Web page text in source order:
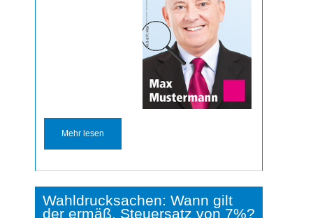
Mehr lesen
Wahldrucksachen: Wann gilt
der ermäß. Steuersatz von 7%?